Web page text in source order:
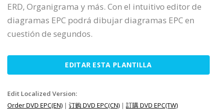
ERD, Organigrama y más. Con el intuitivo editor de
diagramas EPC podrá dibujar diagramas EPC en
cuestión de segundos.
EDITAR ESTA PLANTILLA
Edit Localized Version:
Order DVD EPC(EN) | 订购 DVD EPC(CN) | 訂購 DVD EPC(TW)